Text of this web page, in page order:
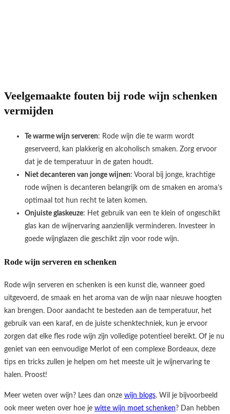
Veelgemaakte fouten bij rode wijn schenken
vermijden
Te warme wijn serveren: Rode wijn die te warm wordt
geserveerd, kan plakkerig en alcoholisch smaken. Zorg ervoor
dat je de temperatuur in de gaten houdt.
Niet decanteren van jonge wijnen: Vooral bij jonge, krachtige
rode wijnen is decanteren belangrijk om de smaken en aroma’s
optimaal tot hun recht te laten komen.
Onjuiste glaskeuze: Het gebruik van een te klein of ongeschikt
glas kan de wijnervaring aanzienlijk verminderen. Investeer in
goede wijnglazen die geschikt zijn voor rode wijn.
Rode wijn serveren en schenken
Rode wijn serveren en schenken is een kunst die, wanneer goed
uitgevoerd, de smaak en het aroma van de wijn naar nieuwe hoogten
kan brengen. Door aandacht te besteden aan de temperatuur, het
gebruik van een karaf, en de juiste schenktechniek, kun je ervoor
zorgen dat elke fles rode wijn zijn volledige potentieel bereikt. Of je nu
geniet van een eenvoudige Merlot of een complexe Bordeaux, deze
tips en tricks zullen je helpen om het meeste uit je wijnervaring te
halen. Proost!
Meer weten over wijn? Lees dan onze wijn blogs. Wil je bijvoorbeeld
ook meer weten over hoe je witte wijn moet schenken? Dan hebben